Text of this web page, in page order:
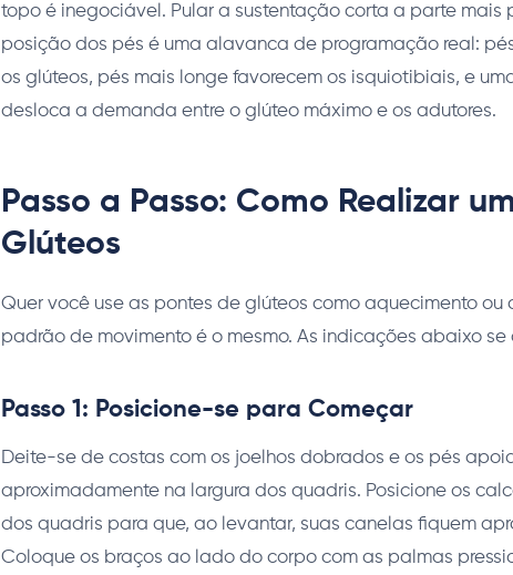
topo é inegociável. Pular a sustentação corta a parte mais
posição dos pés é uma alavanca de programação real:
os glúteos, pés mais longe favorecem os isquiotibiais, e
desloca a demanda entre o glúteo máximo e os adutores.
Passo a Passo: Como Realizar
Glúteos
Quer você use as pontes de glúteos como aquecimento ou
padrão de movimento é o mesmo. As indicações abaixo
Passo 1: Posicione-se para Começar
Deite-se de costas com os joelhos dobrados e os pés
aproximadamente na largura dos quadris. Posicione os
dos quadris para que, ao levantar, suas canelas fiquem
Coloque os braços ao lado do corpo com as palmas